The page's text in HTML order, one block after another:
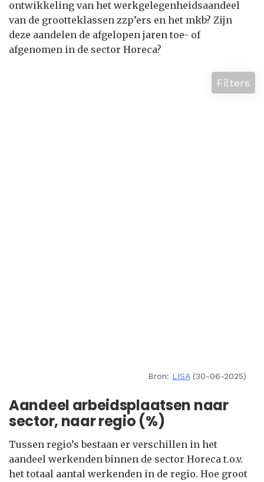
ontwikkeling van het werkgelegenheidsaandeel
van de grootteklassen zzp’ers en het mkb? Zijn
deze aandelen de afgelopen jaren toe- of
afgenomen in de sector Horeca?
Filters
Bron: LISA(30-06-2025)
Aandeel arbeidsplaatsen naar
sector, naar regio (%)
Tussen regio’s bestaan er verschillen in het
aandeel werkenden binnen de sector Horeca t.o.v.
het totaal aantal werkenden in de regio. Hoe groot